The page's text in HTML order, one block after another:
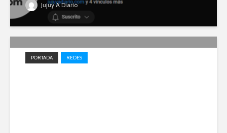
Jujuy A Diario
PORTADA REDES